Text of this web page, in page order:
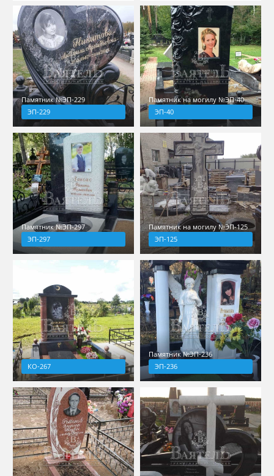
Памятник №ЭП-229
ЭП-229
Памятник на могилу №ЭП-40
ЭП-40
Памятник №ЭП-297
ЭП-297
Памятник на могилу №ЭП-125
ЭП-125
КО-267
Памятник №ЭП-236
ЭП-236